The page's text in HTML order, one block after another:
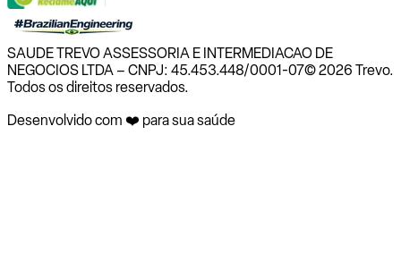
SAUDE TREVO ASSESSORIA E INTERMEDIACAO DE
NEGOCIOS LTDA – CNPJ: 45.453.448/0001-07© 2026 Trevo.
Todos os direitos reservados.
Desenvolvido com ❤️ para sua saúde